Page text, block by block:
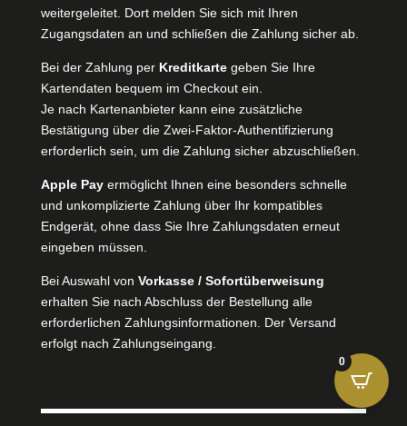
weitergeleitet. Dort melden Sie sich mit Ihren
Zugangsdaten an und schließen die Zahlung sicher ab.
Bei der Zahlung per Kreditkartegeben Sie Ihre
Kartendaten bequem im Checkout ein.
Je nach Kartenanbieter kann eine zusätzliche
Bestätigung über die Zwei-Faktor-Authentifizierung
erforderlich sein, um die Zahlung sicher abzuschließen.
Apple Payermöglicht Ihnen eine besonders schnelle
und unkomplizierte Zahlung über Ihr kompatibles
Endgerät, ohne dass Sie Ihre Zahlungsdaten erneut
eingeben müssen.
Bei Auswahl von Vorkasse / Sofortüberweisung
erhalten Sie nach Abschluss der Bestellung alle
erforderlichen Zahlungsinformationen. Der Versand
erfolgt nach Zahlungseingang.
0